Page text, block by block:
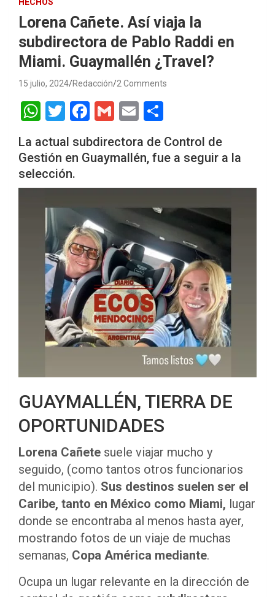
Lorena Cañete. Así viaja la
subdirectora de Pablo Raddi en
Miami. Guaymallén ¿Travel?
15 julio, 2024 Redacción 2 Comments
W
at
s
A
p
p
T
wi
tt
er
F
a
ce
b
o
o
k
G
ail
E
m
ail
h
ar
e
La actual subdirectora de Control de
Gestión en Guaymallén, fue a seguir a la
selección.
GUAYMALLÉN, TIERRA DE
OPORTUNIDADES
Lorena Cañete suele viajar mucho y
seguido, (como tantos otros funcionarios
del municipio). Sus destinos suelen ser el
Caribe, tanto en México como Miami, lugar
donde se encontraba al menos hasta ayer,
mostrando fotos de un viaje de muchas
semanas, Copa América mediante.
Ocupa un lugar relevante en la dirección de